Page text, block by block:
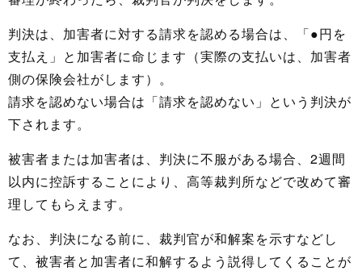
判決は、加害者に対する請求を認める場合は、「●円を
支払え」と加害者に命じます（実際の支払いは、加害者
側の保険会社がします）。
請求を認めない場合は「請求を認めない」という判決が
下されます。
被害者または加害者は、判決に不服がある場合、2週間
以内に控訴することにより、高等裁判所などで改めて審
理してもらえます。
なお、判決になる前に、裁判官が和解案を示すなどし
て、被害者と加害者に和解するよう説得してくることが